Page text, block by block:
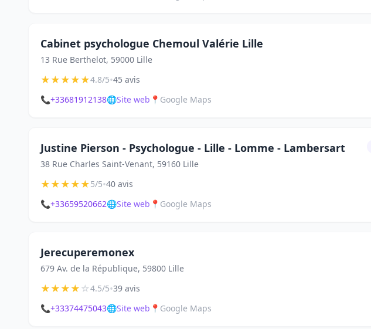
Cabinet psychologue Chemoul Valérie Lille
13 Rue Berthelot, 59000 Lille
★★★★★4.8/5•45 avis
📞+33681912138🌐Site web 📍 Google Maps
Justine Pierson - Psychologue - Lille - Lomme - Lambersart
38 Rue Charles Saint-Venant, 59160 Lille
★★★★★5/5•40 avis
📞+33659520662🌐Site web 📍 Google Maps
Jerecuperemonex
679 Av. de la République, 59800 Lille
★★★★☆4.5/5•39 avis
📞+33374475043🌐Site web 📍 Google Maps